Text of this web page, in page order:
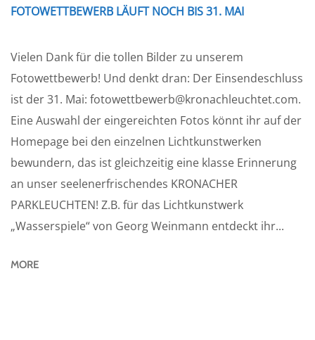
FOTOWETTBEWERB LÄUFT NOCH BIS 31. MAI
Vielen Dank für die tollen Bilder zu unserem
Fotowettbewerb! Und denkt dran: Der Einsendeschluss
ist der 31. Mai: fotowettbewerb@kronachleuchtet.com.
Eine Auswahl der eingereichten Fotos könnt ihr auf der
Homepage bei den einzelnen Lichtkunstwerken
bewundern, das ist gleichzeitig eine klasse Erinnerung
an unser seelenerfrischendes KRONACHER
PARKLEUCHTEN! Z.B. für das Lichtkunstwerk
„Wasserspiele“ von Georg Weinmann entdeckt ihr...
MORE